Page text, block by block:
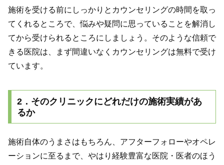
施術を受ける前にしっかりとカウンセリングの時間を取っ
てくれるところで、悩みや疑問に思っていることを解消し
てから受けられるところにしましょう。そのような信頼で
きる医院は、まず間違いなくカウンセリングは無料で受け
ています。
2．そのクリニックにどれだけの施術実績があ
るか
施術自体のうまさはもちろん、アフターフォローやオペレ
ーションに至るまで、やはり経験豊富な医院・医者のほう